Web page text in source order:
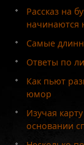
Рассказ на
начинаются
Самые
Ответы по
Как пьют
юмор
Изучая
основании